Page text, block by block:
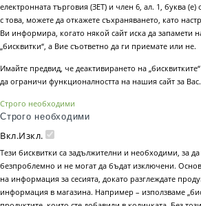
електронната търговия (ЗЕТ) и член 6, ал. 1, буква (е)
с това, можете да откажете съхраняването, като
Ви информира, когато някой сайт иска да запамети
„бисквитки“, а Вие съответно да ги приемате или не.
Имайте предвид, че деактивирането на
да ограничи функционалността на нашия сайт за Вас.
Строго необходими
Строго необходими
Вкл.Изкл.
Тези бисквитки са задължителни и необходими, за
безпроблемно и не могат да бъдат изключени.
на информация за сесията, докато разглеждате
информация в магазина. Например – използваме